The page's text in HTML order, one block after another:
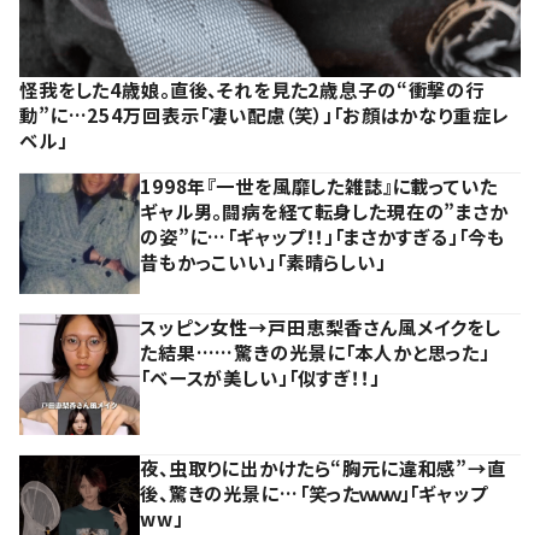
怪我をした4歳娘。直後、それを見た2歳息子の“衝撃の行
動”に…254万回表示「凄い配慮（笑）」「お顔はかなり重症レ
ベル」
1998年『一世を風靡した雑誌』に載っていた
ギャル男。闘病を経て転身した現在の”まさか
の姿”に…「ギャップ！！」「まさかすぎる」「今も
昔もかっこいい」「素晴らしい」
スッピン女性→戸田恵梨香さん風メイクをし
た結果……驚きの光景に「本人かと思った」
「ベースが美しい」「似すぎ！！」
夜、虫取りに出かけたら“胸元に違和感”→直
後、驚きの光景に…「笑ったｗｗｗ」「ギャップ
ww」